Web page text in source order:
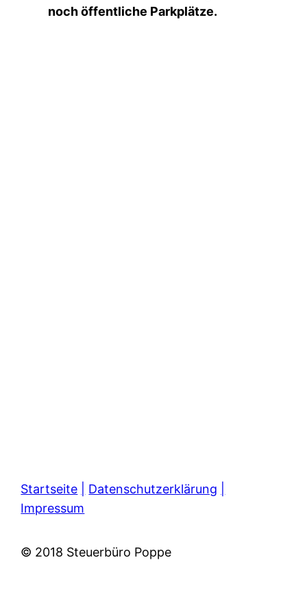
noch öffentliche Parkplätze.
Startseite Datenschutzerklärung
Impressum
© 2018 Steuerbüro Poppe